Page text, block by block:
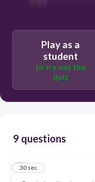
Play as a
student
to try out the
quiz
9 questions
1
30 sec